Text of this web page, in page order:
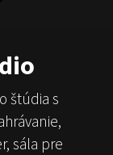
štúdia s
sála pre